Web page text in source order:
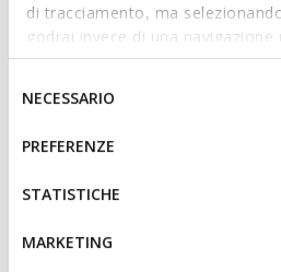
di tracciamento, ma
godrai invece di una navigazione
base dei tuoi gusti ed interessi.
IMPOSTAZIONI potrai anche
altri strumenti di tracciamento
informazioni o per modificare in
tue impostazioni, visita la nostra
del
consenso
NECESSARIO
PREFERENZE
STATISTICHE
MARKETING